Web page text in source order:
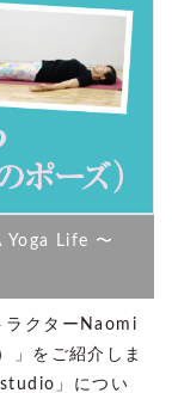
Yoga Life 〜
ラクターNaomi
」をご紹介しま
」につい